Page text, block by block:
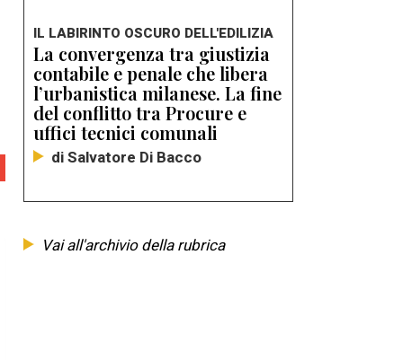
IL LABIRINTO OSCURO DELL'EDILIZIA
La convergenza tra giustizia
contabile e penale che libera
l’urbanistica milanese. La fine
del conflitto tra Procure e
uffici tecnici comunali
di Salvatore Di Bacco
Vai all'archivio della rubrica